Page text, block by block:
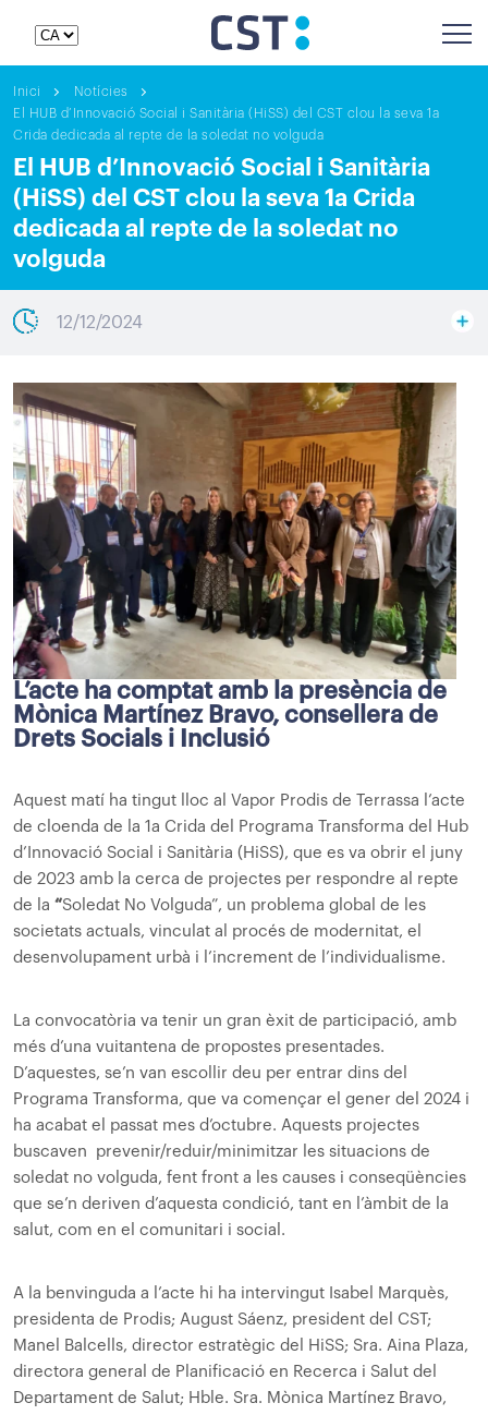
Inici
Notícies
El HUB d’Innovació Social i Sanitària (HiSS) del CST clou la seva 1a
Crida dedicada al repte de la soledat no volguda
El HUB d’Innovació Social i Sanitària
(HiSS) del CST clou la seva 1a Crida
dedicada al repte de la soledat no
volguda
12/12/2024
L’acte ha comptat amb la presència de
Mònica Martínez Bravo, consellera de
Drets Socials i Inclusió
Aquest matí ha tingut lloc al Vapor Prodis de Terrassa l’acte
de cloenda de la 1a Crida del Programa Transforma del Hub
d’Innovació Social i Sanitària (HiSS), que es va obrir el juny
de 2023 amb la cerca de projectes per respondre al repte
de la “Soledat No Volguda”, un problema global de les
societats actuals, vinculat al procés de modernitat, el
desenvolupament urbà i l’increment de l’individualisme.
La convocatòria va tenir un gran èxit de participació, amb
més d’una vuitantena de propostes presentades.
D’aquestes, se’n van escollir deu per entrar dins del
Programa Transforma, que va començar el gener del 2024 i
ha acabat el passat mes d’octubre. Aquests projectes
buscaven prevenir/reduir/minimitzar les situacions de
soledat no volguda, fent front a les causes i conseqüències
que se’n deriven d’aquesta condició, tant en l’àmbit de la
salut, com en el comunitari i social.
A la benvinguda a l’acte hi ha intervingut Isabel Marquès,
presidenta de Prodis; August Sáenz, president del CST;
Manel Balcells, director estratègic del HiSS; Sra. Aina Plaza,
directora general de Planificació en Recerca i Salut del
Departament de Salut; Hble. Sra. Mònica Martínez Bravo,